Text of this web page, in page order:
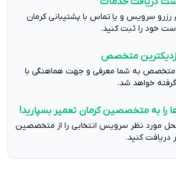
رزرو سرویس و یا تماس با پشتیبانی کرمان
خود را ثبت کنید.
نزدیکترین متخصص
متخصص به شما معرفی و جهت هماهنگی با
خواهد شد.
را به متخصصین کرمان تعمیر بسپارید!
مورد نظر سرویس انتخابی را از متخصصین
دریافت کنید.